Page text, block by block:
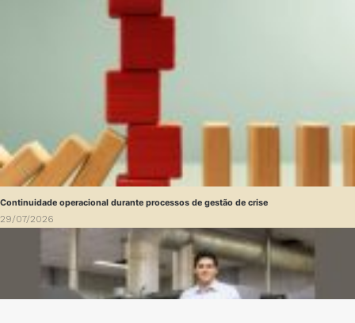
Continuidade operacional durante processos de gestão de crise
29/07/2026